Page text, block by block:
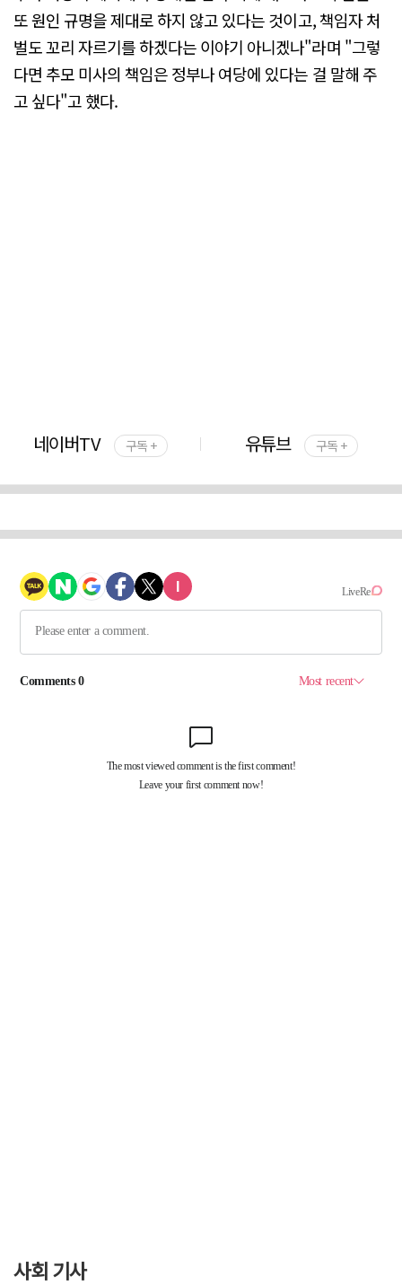
또 원인 규명을 제대로 하지 않고 있다는 것이고, 책임자 처
벌도 꼬리 자르기를 하겠다는 이야기 아니겠나"라며 "그렇
다면 추모 미사의 책임은 정부나 여당에 있다는 걸 말해 주
고 싶다"고 했다.
네이버TV 구독 + 유튜브 구독 +
사회 기사